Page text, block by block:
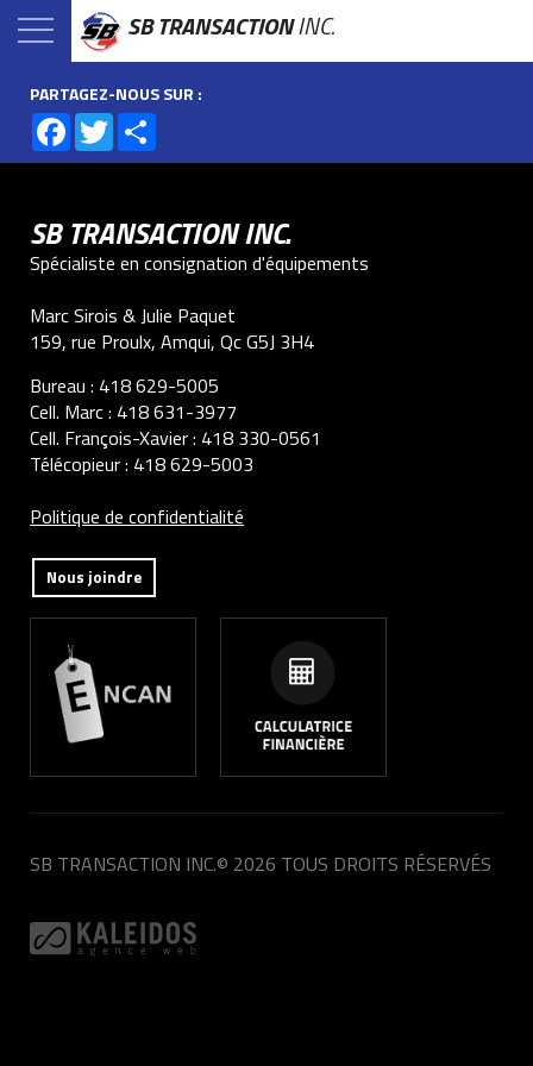
SB TRANSACTIONINC.
PARTAGEZ-NOUS SUR :
Facebook
Twitter
SB TRANSACTION INC.
Spécialiste en consignation d'équipements
Marc Sirois & Julie Paquet
159, rue Proulx, Amqui, Qc G5J 3H4
Bureau : 418 629-5005
Cell. Marc : 418 631-3977
Cell. François-Xavier : 418 330-0561
Télécopieur : 418 629-5003
Politique de confidentialité
Nous joindre
SB TRANSACTION INC.© 2026 TOUS DROITS RÉSERVÉS